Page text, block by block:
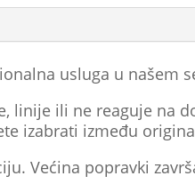
usluga u našem
linije ili ne reaguje na
izabrati između
Većina popravki